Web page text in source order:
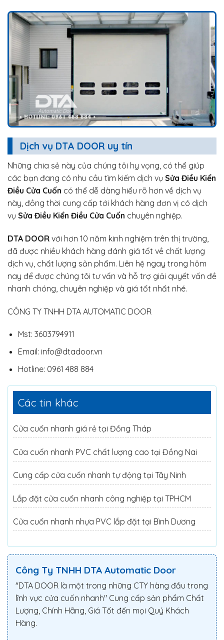
Dịch vụ DTA DOOR uy tín
Những chia sẻ này của chúng tôi hy vọng, có thể giúp
các bạn đang có nhu cầu tìm kiếm dịch vụ Sửa Điều Kiển
Điều Cửa Cuốn có thể dễ dàng hiểu rõ hơn về dịch vụ
này, đồng thời cung cấp tới khách hàng đơn vị có dịch
vụ Sửa Điều Kiển Điều Cửa Cuốn chuyên nghiệp.
DTA DOOR với hơn 10 năm kinh nghiệm trên thị trường,
đã được nhiều khách hàng đánh giá tốt về chất lượng
dịch vụ, chất lượng sản phẩm. Liên hệ ngay trong hôm
nay để được chúng tôi tư vấn và hỗ trợ giải quyết vấn đề
nhanh chóng, chuyên nghiệp và giá tốt nhất nhé.
CÔNG TY TNHH DTA AUTOMATIC DOOR
Mst: 3603794911
Email: info@dtadoor.vn
Hotline: 0961 488 884
Các tin khác
Cửa cuốn nhanh giá rẻ tại Đồng Tháp
Cửa cuốn nhanh PVC chất lượng cao tại Đồng Nai
Cung cấp cửa cuốn nhanh tự động tại Tây Ninh
Lắp đặt cửa cuốn nhanh công nghiệp tại TPHCM
Cửa cuốn nhanh nhựa PVC lắp đặt tại Bình Dương
Công Ty TNHH DTA Automatic Door
"DTA DOOR là một trong những CTY hàng đầu trong
lĩnh vực cửa cuốn nhanh" Cung cấp sản phẩm Chất
Lượng, Chính Hãng, Giá Tốt đến mọi Quý Khách
Hàng.